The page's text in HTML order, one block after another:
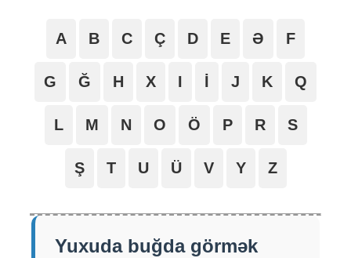
A B C Ç D E Ə F
G Ğ H X I İ J K Q
L M N O Ö P R S
Ş T U Ü V Y Z
Yuxuda buğda görmək